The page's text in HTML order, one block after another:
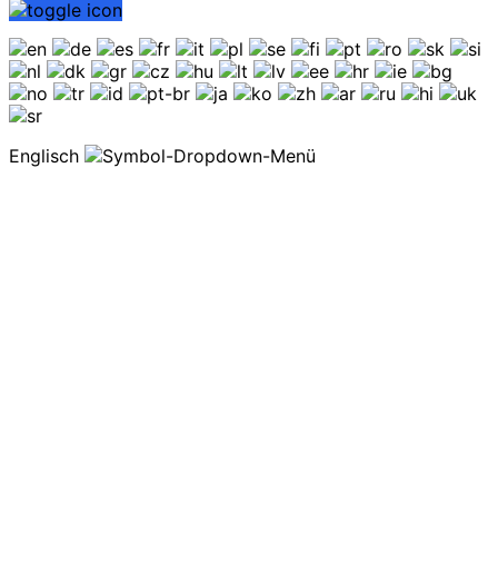
Englisch